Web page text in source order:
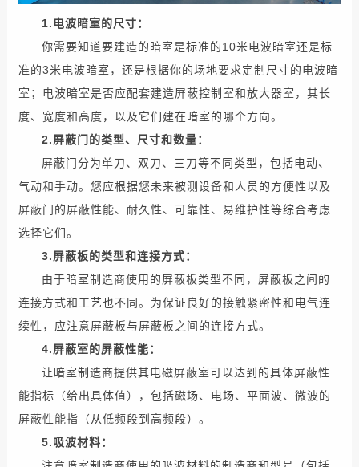
1. 电波暗室的尺寸：
你需要知道要建造的 暗室是标准的10米电波暗室还是标
准的3米电波暗室 ， 还是根据你的场地要求定制 尺寸的电波暗
室 ； 电波暗室是否应配套建造屏蔽控制室和放大器室，其长
度、 宽度和高度， 以及它们 建在暗室的哪个方向。
2.屏蔽门 的类型、 尺寸和数量：
屏蔽门分为单刀、 双刀、 三刀等不同 类型 ，包括电动、
气动和手动。 您应根据您未来被测 设备和 人员 的方便性 以及
屏蔽门 的屏蔽性能、 耐久性、 可靠性、易维护性等综合考虑
选择它们。
3.屏蔽板的类型和连接方式：
由于暗室制造商使用 的屏蔽板类型不同 ， 屏蔽板之间 的
连接方式和工艺也不同。 为保证良好的接触紧密性和电气连
续性 ，应注意屏蔽板与屏蔽板之间 的连接方式。
4.屏蔽室的屏蔽性能：
让 暗室制造商提供其电磁屏蔽室可以达到 的具体屏蔽性
能指标 （给出具体值）， 包括磁场、 电场、 平面波、 微波的
屏蔽性能指 （从低频段到高频段）。
5.吸波材料：